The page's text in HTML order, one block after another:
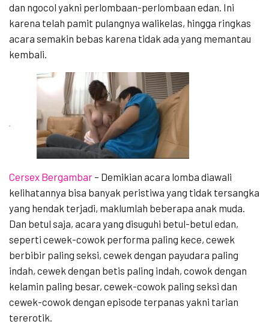
dan ngocol yakni perlombaan-perlombaan edan. Ini
karena telah pamit pulangnya walikelas, hingga ringkas
acara semakin bebas karena tidak ada yang memantau
kembali.
Cersex Bergambar – Demikian acara lomba diawali
kelihatannya bisa banyak peristiwa yang tidak tersangka
yang hendak terjadi, maklumlah beberapa anak muda.
Dan betul saja, acara yang disuguhi betul-betul edan,
seperti cewek-cowok performa paling kece, cewek
berbibir paling seksi, cewek dengan payudara paling
indah, cewek dengan betis paling indah, cowok dengan
kelamin paling besar, cewek-cowok paling seksi dan
cewek-cowok dengan episode terpanas yakni tarian
tererotik.